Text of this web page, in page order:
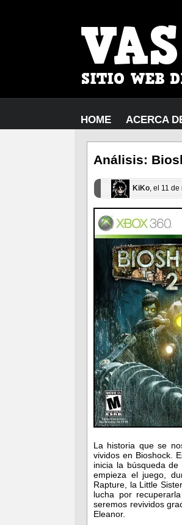
HOME ACERCA
Análisis:
KiKo, el 11
La historia que se
vividos en Bioshock.
inicia la búsqueda
empieza el juego,
Rapture, la Little
lucha por
seremos revividos
Eleanor.